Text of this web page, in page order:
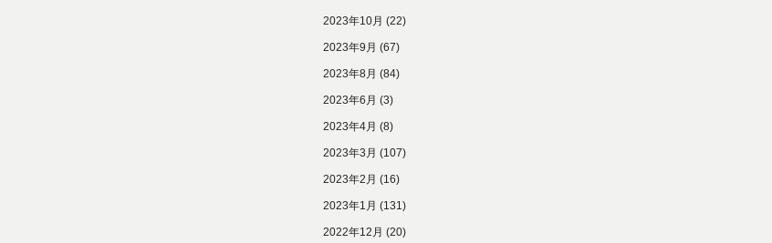
2023年10月 (22)
2023年9月 (67)
2023年8月 (84)
2023年6月 (3)
2023年4月 (8)
2023年3月 (107)
2023年2月 (16)
2023年1月 (131)
2022年12月 (20)